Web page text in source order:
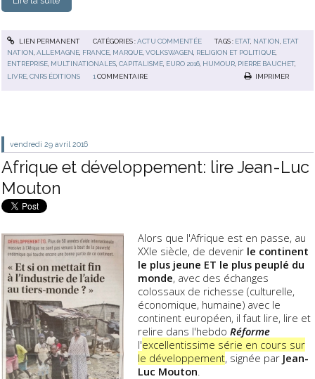
LIEN PERMANENT CATÉGORIES :ACTU COMMENTÉE TAGS : ETAT, NATION ETAT
NATION ,ALLEMAGNE FRANCE MARQUE ,VOLKSWAGEN RELIGION ET POLITIQUE
ENTREPRISE MULTINATIONALES ,CAPITALISME EURO 2016 HUMOUR PIERRE BAUCHET,
LIVRE,CNRS ÉDITIONS 1 COMMENTAIRE IMPRIMER
vendredi 29 avril 2016
Afrique et développement: lire Jean-Luc
Mouton
Alors que l'Afrique est en passe, au
XXIe siècle, de devenir le continent
le plus jeune ET le plus peuplé du
monde, avec des échanges
colossaux de richesse (culturelle,
économique, humaine) avec le
continent européen, il faut lire, lire et
relire dans l'hebdoRéforme
l'excellentissime série en cours sur
le développement, signée par Jean-
Luc Mouton